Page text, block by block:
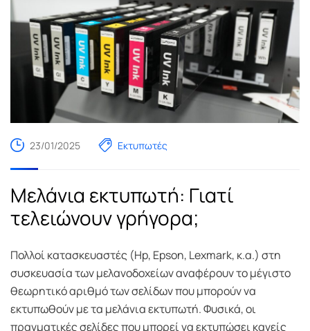
23/01/2025 Εκτυπωτές
Μελάνια εκτυπωτή: Γιατί
τελειώνουν γρήγορα;
Πολλοί κατασκευαστές (Hp, Epson, Lexmark, κ.α.) στη
συσκευασία των μελανοδοχείων αναφέρουν το μέγιστο
θεωρητικό αριθμό των σελίδων που μπορούν να
εκτυπωθούν με τα μελάνια εκτυπωτή. Φυσικά, οι
πραγματικές σελίδες που μπορεί να εκτυπώσει κανείς